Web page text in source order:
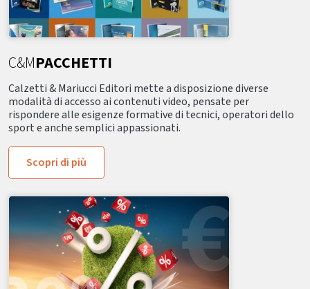
C&MPACCHETTI
Calzetti & Mariucci Editori mette a disposizione diverse
modalità di accesso ai contenuti video, pensate per
rispondere alle esigenze formative di tecnici, operatori dello
sport e anche semplici appassionati.
Scopri di più